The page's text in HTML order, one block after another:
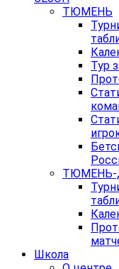
ТЮМЕНЬ
Тур
Школа